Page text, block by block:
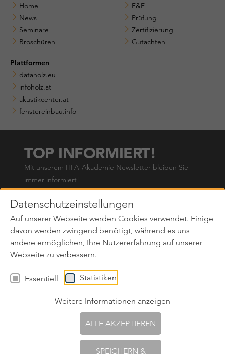
Datenschutzeinstellungen
Auf unserer Webseite werden Cookies verwendet. Einige
davon werden zwingend benötigt, während es uns
andere ermöglichen, Ihre Nutzererfahrung auf unserer
Webseite zu verbessern.
Essentiell Statistiken
Weitere Informationen anzeigen
ALLE AKZEPTIEREN
SPEICHERN &
Home
News
Seminare
Broschüren
F&E
Prüfung
Zertifizierung
Gutachten
Plattformen
dataholz.eu
infoholz.at
akustikcenter.at
fenstereinbau.info
TOP INFORMIERT!
Mit unserem HFA-Akademie Newsletter bleiben Sie
immer informiert!
*
E-Mail**
Ja, ich stimme dem regelmäßigen Erhalt des
Newsletters des Unternehmens Holzforschung Austria
zu. Das Abo des Newsletters kann jederzeit storniert
werden (sieheDatenschutzerklärung
ABONNIEREN